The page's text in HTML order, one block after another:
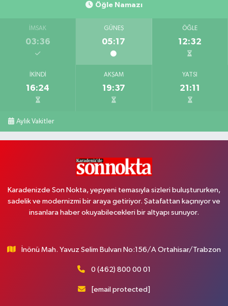
Öğle Namazı
İMSAK
03:36
GÜNEŞ
05:17
ÖĞLE
12:32
İKINDI
16:24
AKŞAM
19:37
YATSI
21:11
Aylık Vakitler
Karadenizde Son Nokta, yepyeni temasıyla sizleri buluştururken,
sadelik ve modernizmi bir araya getiriyor. Şatafattan kaçınıyor ve
insanlara haber okuyabilecekleri bir altyapı sunuyor.
İnönü Mah. Yavuz Selim Bulvarı No:156/A Ortahisar/Trabzon
0 (462) 800 00 01
[email protected]